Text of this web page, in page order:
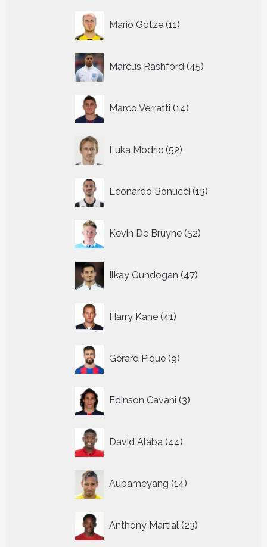
Mario Gotze 11
producten
Marcus Rashford 45
producten
Marco Verratti 14
producten
Luka Modric 52
producten
Leonardo Bonucci 13
producten
Kevin De Bruyne 52
producten
Ilkay Gundogan 47
producten
Harry Kane 41
producten
Gerard Pique 9
producten
Edinson Cavani 3
producten
David Alaba 44
producten
Aubameyang 14
producten
Anthony Martial 23
producten